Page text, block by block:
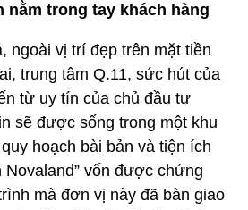
nằm trong tay khách hàng
ngoài vị trí đẹp trên mặt tiền
trung tâm Q.11, sức hút của
từ uy tín của chủ đầu tư
sẽ được sống trong một khu
hoạch bài bản và tiện ích
Novaland” vốn được chứng
mà đơn vị này đã bàn giao